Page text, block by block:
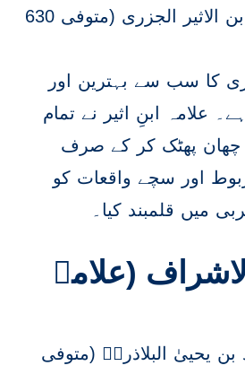
عز الدین بن الاثیر الجزری (متوفی 630
کا سب سے بہترین اور
علامہ ابنِ اثیر نے تمام
چھان پھٹک کر کے صرف
اور سچے واقعات کو
میں قلمبند کیا۔
(علامہ
بن یحییٰ البلاذریؒ (متوفی